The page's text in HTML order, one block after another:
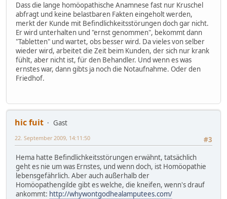
Dass die lange homöopathische Anamnese fast nur Kruschel
abfragt und keine belastbaren Fakten eingeholt werden,
merkt der Kunde mit Befindlichkeitsstörungen doch gar nicht.
Er wird unterhalten und "ernst genommen", bekommt dann
"Tabletten" und wartet, obs besser wird. Da vieles von selber
wieder wird, arbeitet die Zeit beim Kunden, der sich nur krank
fühlt, aber nicht ist, für den Behandler. Und wenn es was
ernstes war, dann gibts ja noch die Notaufnahme. Oder den
Friedhof.
hic fuit
Gast
#3
22. September 2009, 14:11:50
Hema hatte Befindlichkeitsstörungen erwähnt, tatsächlich
geht es nie um was Ernstes, und wenn doch, ist Homöopathie
lebensgefährlich. Aber auch außerhalb der
Homöopathengilde gibt es welche, die kneifen, wenn's drauf
ankommt: http://whywontgodhealamputees.com/